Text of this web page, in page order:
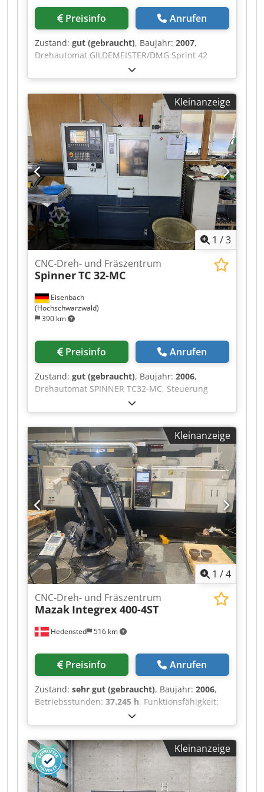
Preisinfo Anrufen
Zustand: gut (gebraucht), Baujahr: 2007,
Drehautomat GILDEMEISTER/DMG Sprint 42
linear mit Steuerung DMG FANUC 160, Serien-
Nr. 2601-0386, Baujahr 2007, Betriebsstunden
gem. Geschäftsleitung geschätzt ca. 41.295 Bh,
Späneförderer, Stangenlader FMB Turbo 5-55
Crsdpfeztc Syex Aiyef
Kleinanzeige
1 /3
Eisenbach
(Hochschwarzwald)
390 km
CNC-Dreh- und Fräszentrum
SpinnerTC 32-MC
Preisinfo Anrufen
Zustand: gut (gebraucht), Baujahr: 2006,
Drehautomat SPINNER TC32-MC, Steuerung
SIEMENS Sinumerik, hydraulischer
Stangenvorschub LNS Super Hydrobar,
Anschaffung 2006 Cedjztc Hqjpfx Aiyorf
Kleinanzeige
1 /4
Hedensted 516 km
CNC-Dreh- und Fräszentrum
Mazak Integrex 400-4ST
Preisinfo Anrufen
Zustand: sehr gut (gebraucht), Baujahr: 2006,
Betriebsstunden: 37.245 h, Funktionsfähigkeit:
Maschinen-/Fahrzeugnummer:188270,
Steuerung: Mazatrol Matrix Inklusive Motoman-
Robot ES165-D100 – Traglast 100 kg Max.
Bearbeitungsdurchmesser: 760 mm Max.
Bearbeitungslänge: 1524 mm Hauptspindel (neu
in 2023): Spannfuttergröße: 12 Max. Drehzahl:
Kleinanzeige